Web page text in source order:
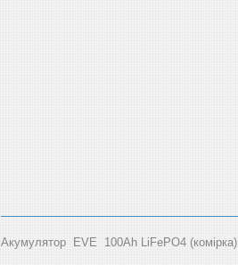
Акумулятор EVE 100Ah LiFePO4 (комірка)